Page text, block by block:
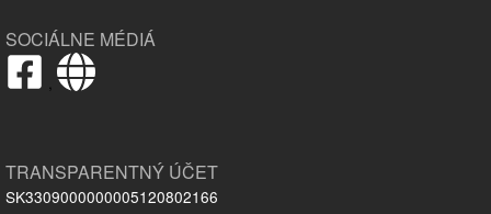
SOCIÁLNE MÉDIÁ
,
TRANSPARENTNÝ ÚČET
SK3309000000005120802166